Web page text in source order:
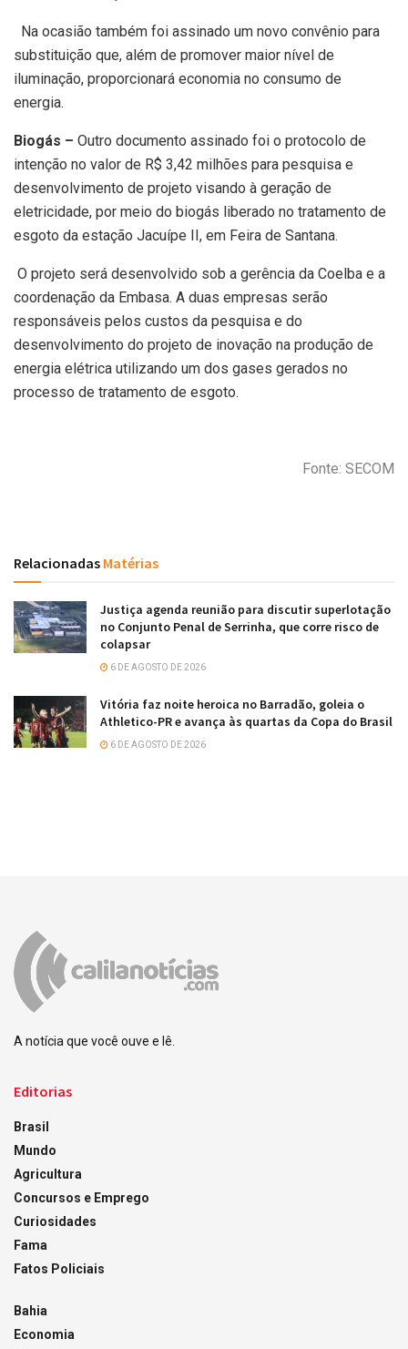
Na ocasião também foi assinado um novo convênio para
substituição que, além de promover maior nível de
iluminação, proporcionará economia no consumo de
energia.
Biogás – Outro documento assinado foi o protocolo de
intenção no valor de R$ 3,42 milhões para pesquisa e
desenvolvimento de projeto visando à geração de
eletricidade, por meio do biogás liberado no tratamento de
esgoto da estação Jacuípe II, em Feira de Santana.
O projeto será desenvolvido sob a gerência da Coelba e a
coordenação da Embasa. A duas empresas serão
responsáveis pelos custos da pesquisa e do
desenvolvimento do projeto de inovação na produção de
energia elétrica utilizando um dos gases gerados no
processo de tratamento de esgoto.
Fonte: SECOM
Relacionadas Matérias
Justiça agenda reunião para discutir superlotação
no Conjunto Penal de Serrinha, que corre risco de
colapsar
6 DE AGOSTO DE 2026
Vitória faz noite heroica no Barradão, goleia o
Athletico-PR e avança às quartas da Copa do Brasil
6 DE AGOSTO DE 2026
A notícia que você ouve e lê.
Editorias
Brasil
Mundo
Agricultura
Concursos e Emprego
Curiosidades
Fama
Fatos Policiais
Bahia
Economia